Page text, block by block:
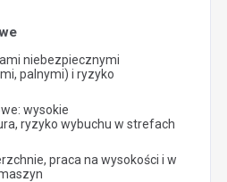
niebezpiecznymi
palnymi) i ryzyko
wysokie
ryzyko wybuchu w strefach
praca na wysokości i w